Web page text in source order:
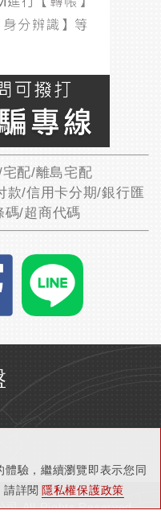
驗，繼續瀏覽即表示您同
詳閱 隱私權保護政策
配/離島宅配
款/信用卡分期/銀行匯
碼/超商代碼
司 All Rights Reserved.